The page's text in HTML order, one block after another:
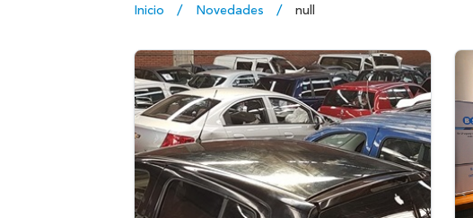
Inicio Novedades null